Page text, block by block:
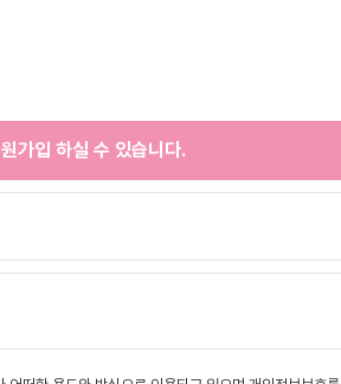
가입 하실 수 있습니다.